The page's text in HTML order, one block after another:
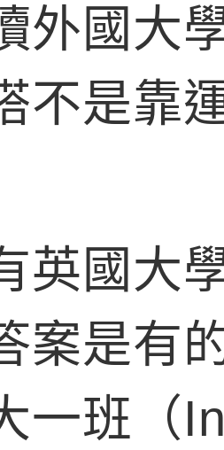
外國大
不是靠
英國大
案是有
一班（